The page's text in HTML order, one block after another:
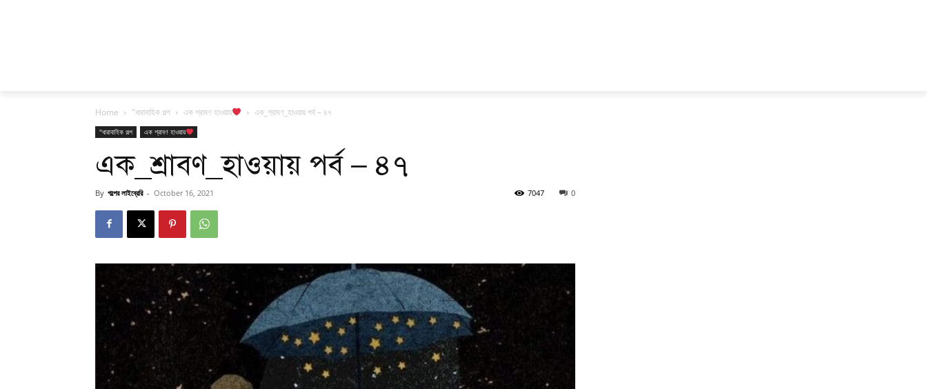
Home "ধারাবাহিক গল্প এক শ্রাবণ হাওয়ায় এক_শ্রাবণ_হাওয়ায় পর্ব – ৪৭
"ধারাবাহিক গল্প এক শ্রাবণ হাওয়ায়
এক_শ্রাবণ_হাওয়ায় পর্ব – ৪৭
By গল্পের লাইব্রেরি - October 16, 2021 0
7047